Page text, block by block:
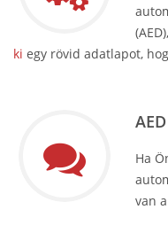
ki egy rövid adatlapot,
Ha
van